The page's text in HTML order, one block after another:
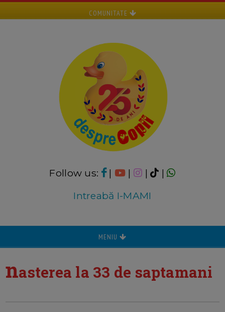
COMUNITATE
Follow us: | | |
|
Intreabă I-MAMI
MENIU
nasterea la 33 de saptamani